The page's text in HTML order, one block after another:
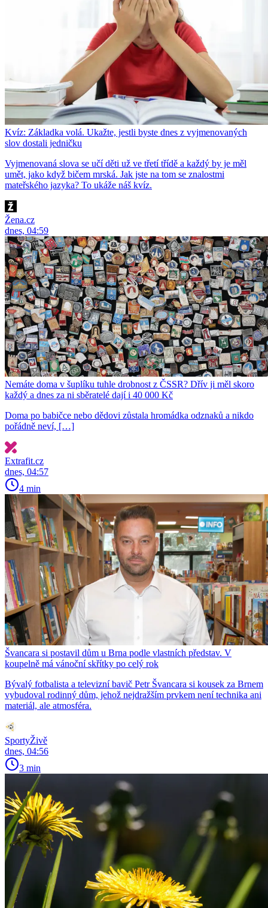
Kvíz: Základka volá. Ukažte, jestli byste dnes z vyjmenovaných
slov dostali jedničku
Vyjmenovaná slova se učí děti už ve třetí třídě a každý by je měl
umět, jako když bičem mrská. Jak jste na tom se znalostmi
mateřského jazyka? To ukáže náš kvíz.
Žena.cz
dnes, 04:59
Nemáte doma v šuplíku tuhle drobnost z ČSSR? Dřív ji měl skoro
každý a dnes za ni sběratelé dají i 40 000 Kč
Doma po babičce nebo dědovi zůstala hromádka odznaků a nikdo
pořádně neví, […]
Extrafit.cz
dnes, 04:57
4 min
Švancara si postavil dům u Brna podle vlastních představ. V
koupelně má vánoční skřítky po celý rok
Bývalý fotbalista a televizní bavič Petr Švancara si kousek za Brnem
vybudoval rodinný dům, jehož nejdražším prvkem není technika ani
materiál, ale atmosféra.
SportyŽivě
dnes, 04:56
3 min